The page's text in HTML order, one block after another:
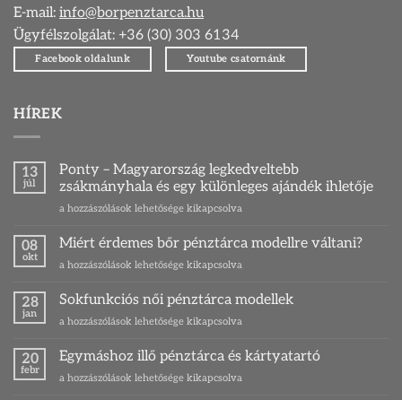
E-mail: info@borpenztarca.hu
Ügyfélszolgálat: +36 (30) 303 6134
Facebook oldalunk Youtube csatornánk
HÍREK
13
júl
Ponty – Magyarország legkedveltebb
zsákmányhala és egy különleges ajándék ihletője
Ponty
Magyarország
zsákmányhala
egy
különleges
bejegyzéshez
a hozzászólások lehetősége kikapcsolva
08
okt
Miért érdemes bőr pénztárca modellre váltani?
Miért
bőr
modellre
bejegyzéshez
a hozzászólások lehetősége kikapcsolva
28
jan
Sokfunkciós női pénztárca modellek
Sokfunkciós
pénztárca
modellek
bejegyzéshez
a hozzászólások lehetősége kikapcsolva
20
febr
Egymáshoz illő pénztárca és kártyatartó
Egymáshoz
a hozzászólások lehetősége kikapcsolva